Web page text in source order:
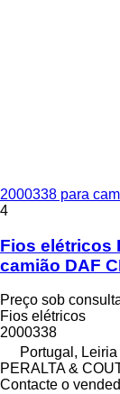
2000338 para
4
Fios elétricos
camião DAF
Preço sob
Fios elétricos
2000338
Portugal, Leiria
PERALTA &
Contacte o